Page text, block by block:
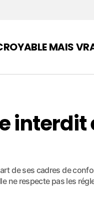
MAIS
interdit
de ses cadres de
ne respecte pas les